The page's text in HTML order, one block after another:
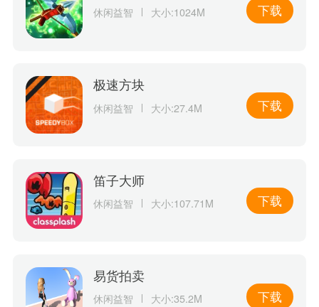
休闲益智 大小:1024M 下载
极速方块
休闲益智 大小:27.4M 下载
笛子大师
休闲益智 大小:107.71M 下载
易货拍卖
休闲益智 大小:35.2M 下载